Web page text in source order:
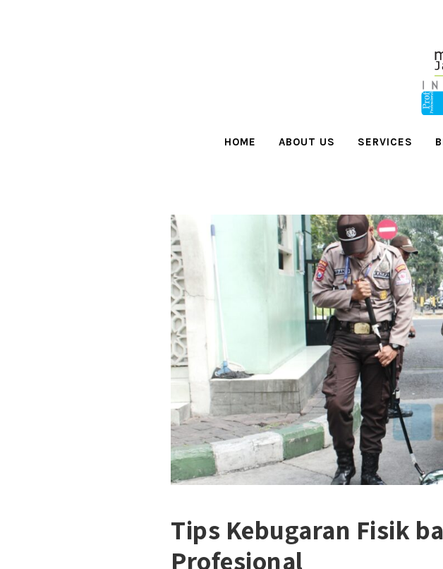
HOME ABOUT US SERVICES
Tips Kebugaran Fisik
Profesional